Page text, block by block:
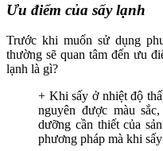
Ưu điểm của sấy lạnh
Trước khi muốn sử dụng
thường sẽ quan tâm đến ưu
lạnh là gì?
+ Khi sấy ở nhiệt độ
nguyên được màu
dưỡng cần thiết của
phương pháp mà khi